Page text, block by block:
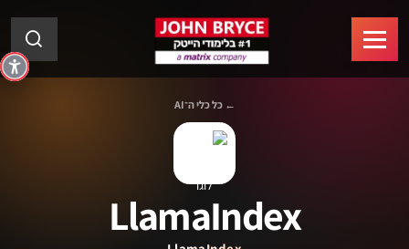
← כל כלי ה־AI
LlamaIndex